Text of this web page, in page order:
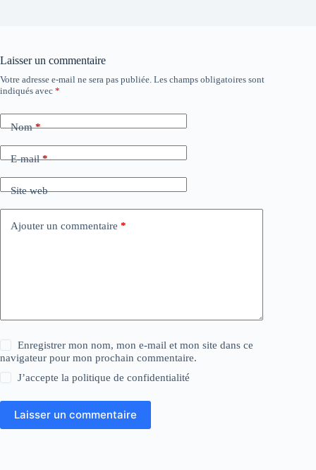
Laisser un commentaire
Votre adresse e-mail ne sera pas publiée. Les champs obligatoires sont
indiqués avec *
Nom*
E-mail*
Site web
Ajouter un commentaire *
Enregistrer mon nom, mon e-mail et mon site dans ce
navigateur pour mon prochain commentaire.
J’accepte lapolitique de confidentialité
Laisser un commentaire